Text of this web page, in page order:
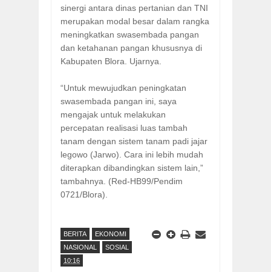
sinergi antara dinas pertanian dan TNI
merupakan modal besar dalam rangka
meningkatkan swasembada pangan
dan ketahanan pangan khususnya di
Kabupaten Blora. Ujarnya.
“Untuk mewujudkan peningkatan
swasembada pangan ini, saya
mengajak untuk melakukan
percepatan realisasi luas tambah
tanam dengan sistem tanam padi jajar
legowo (Jarwo). Cara ini lebih mudah
diterapkan dibandingkan sistem lain,”
tambahnya. (Red-HB99/Pendim
0721/Blora).
BERITA
EKONOMI
NASIONAL
SOSIAL
10:16